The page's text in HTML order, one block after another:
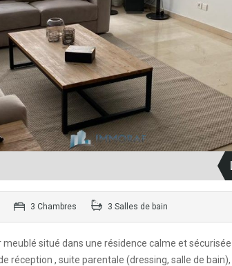
3 Chambres 3 Salles de bain
situé dans une résidence calme et
réception , suite parentale (dressing, salle de